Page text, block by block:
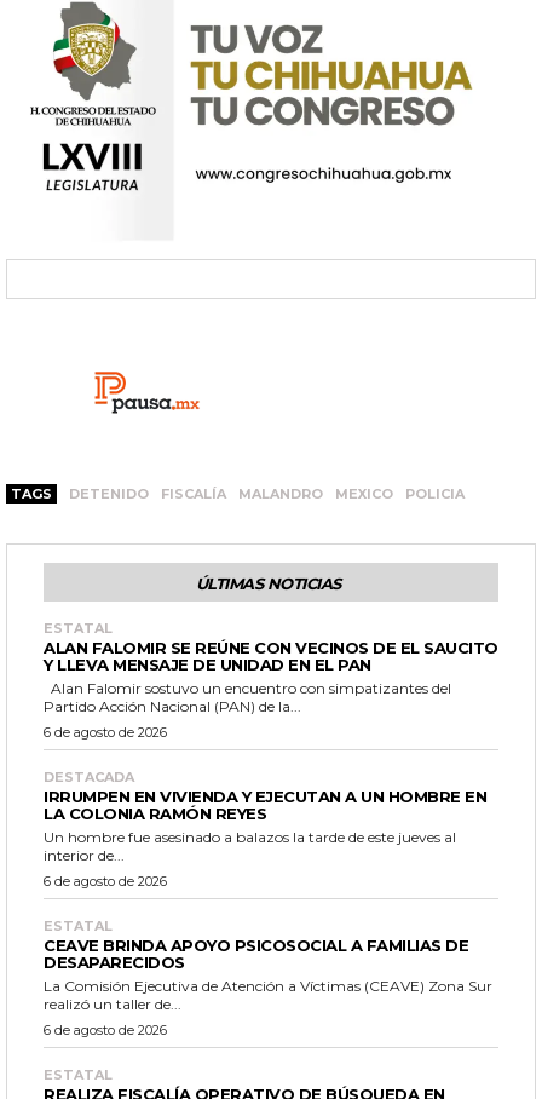
TAGS DETENIDO FISCALÍA MALANDRO MEXICO POLICIA
ÚLTIMAS NOTICIAS
ESTATAL
ALAN FALOMIR SE REÚNE CON VECINOS DE EL SAUCITO
Y LLEVA MENSAJE DE UNIDAD EN EL PAN
Partido Acción Nacional (PAN) de la...
6 de agosto de 2026
DESTACADA
IRRUMPEN EN VIVIENDA Y EJECUTAN A UN HOMBRE EN
LA COLONIA RAMÓN REYES
Un hombre fue asesinado a balazos la tarde de este jueves al
interior de...
6 de agosto de 2026
ESTATAL
CEAVE BRINDA APOYO PSICOSOCIAL A FAMILIAS DE
DESAPARECIDOS
La Comisión Ejecutiva de Atención a Víctimas (CEAVE) Zona Sur
realizó un taller de...
6 de agosto de 2026
ESTATAL
REALIZA FISCALÍA OPERATIVO DE BÚSQUEDA EN